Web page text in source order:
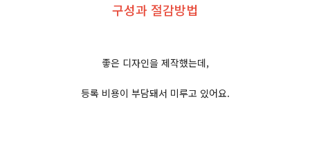
구성과 절감방법
좋은 디자인을 제작했는데,
등록 비용이 부담돼서 미루고 있어요.